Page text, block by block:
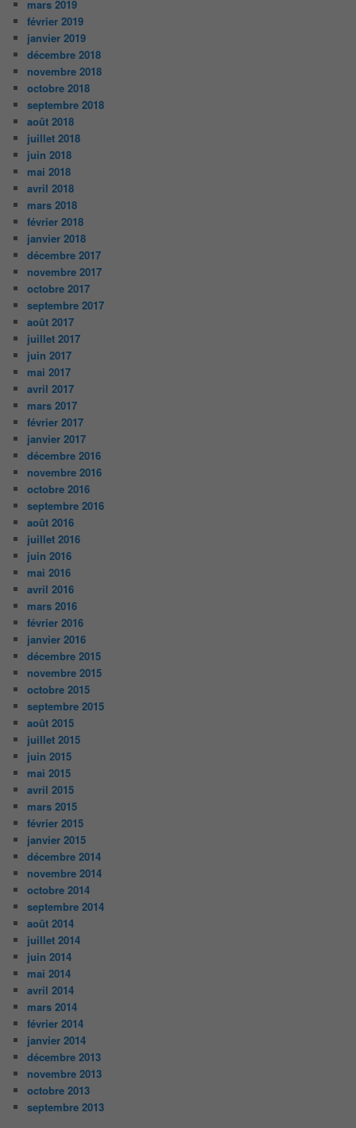
mars 2019
février 2019
janvier 2019
décembre 2018
novembre 2018
octobre 2018
septembre 2018
août 2018
juillet 2018
juin 2018
mai 2018
avril 2018
mars 2018
février 2018
janvier 2018
décembre 2017
novembre 2017
octobre 2017
septembre 2017
août 2017
juillet 2017
juin 2017
mai 2017
avril 2017
mars 2017
février 2017
janvier 2017
décembre 2016
novembre 2016
octobre 2016
septembre 2016
août 2016
juillet 2016
juin 2016
mai 2016
avril 2016
mars 2016
février 2016
janvier 2016
décembre 2015
novembre 2015
octobre 2015
septembre 2015
août 2015
juillet 2015
juin 2015
mai 2015
avril 2015
mars 2015
février 2015
janvier 2015
décembre 2014
novembre 2014
octobre 2014
septembre 2014
août 2014
juillet 2014
juin 2014
mai 2014
avril 2014
mars 2014
février 2014
janvier 2014
décembre 2013
novembre 2013
octobre 2013
septembre 2013